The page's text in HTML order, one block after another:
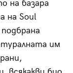
на базара
на Soul
им